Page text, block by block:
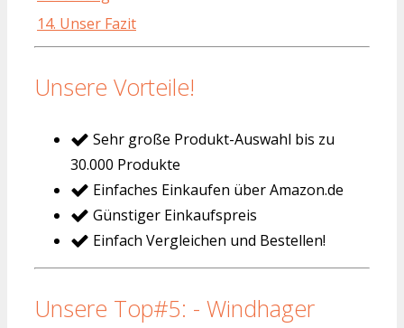
14. Unser Fazit
Unsere Vorteile!
Sehr große Produkt-Auswahl bis zu
30.000 Produkte
Einfaches Einkaufen über Amazon.de
Günstiger Einkaufspreis
Einfach Vergleichen und Bestellen!
Unsere Top#5: - Windhager